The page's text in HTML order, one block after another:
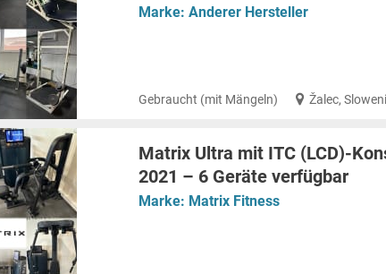
Marke: Anderer Hersteller
Gebraucht (mit Mängeln) Žalec,
Matrix Ultra mit ITC (LCD)-
2021 – 6 Geräte verfügbar
Marke: Matrix Fitness